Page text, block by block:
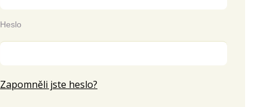
Heslo
Zapomněli jste heslo?